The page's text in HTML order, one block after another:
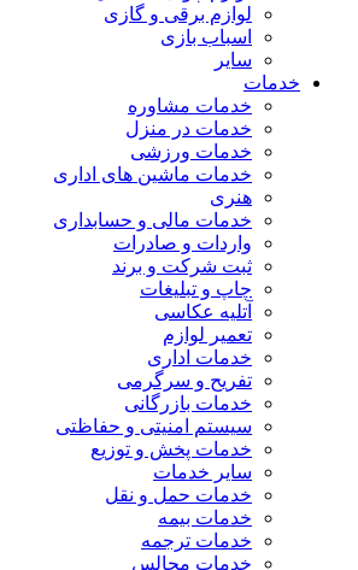
لوازم برقی و گازی
اسباب بازی
سایر
خدمات
خدمات مشاوره
خدمات در منزل
خدمات ورزشی
خدمات ماشین های اداری
هنری
خدمات مالی و حسابداری
واردات و صادرات
ثبت شرکت و برند
چاپ و تبلیغات
آتلیه عکاسی
تعمیر لوازم
خدمات اداری
تفریح و سرگرمی
خدمات بازرگانی
سیستم امنیتی و حفاظتی
خدمات پخش و توزیع
سایر خدمات
خدمات حمل و نقل
خدمات بیمه
خدمات ترجمه
خدمات مجالس